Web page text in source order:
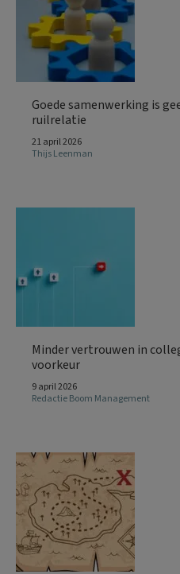
Goede samenwerking is
ruilrelatie
21 april 2026
Thijs Leenman
Minder vertrouwen in
voorkeur
9 april 2026
Redactie Boom Management